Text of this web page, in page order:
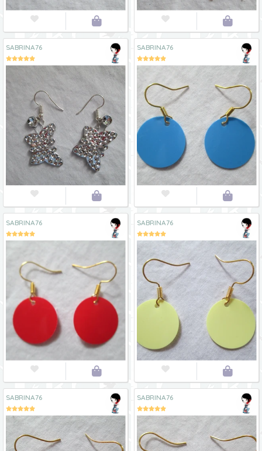
   
SABRINA76
 
SABRINA76
 
SABRINA76
 
SABRINA76
 
SABRINA76 SABRINA76